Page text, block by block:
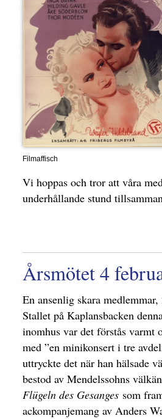
Filmaffisch
Vi hoppas och tror att våra
underhållande stund
Årsmötet 4
En ansenlig skara
Stallet på Kaplansbacken
inomhus var det förstås varmt
med ”en minikonsert i tre
uttryckte det när han hälsade
bestod av Mendelssohns
Flügeln des Gesangessom
ackompanjemang av Anders